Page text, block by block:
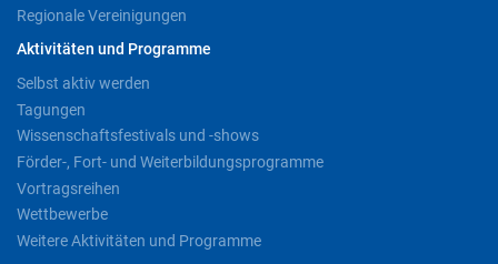
Regionale Vereinigungen
Aktivitäten und Programme
Selbst aktiv werden
Tagungen
Wissenschaftsfestivals und -shows
Förder-, Fort- und Weiterbildungsprogramme
Vortragsreihen
Wettbewerbe
Weitere Aktivitäten und Programme